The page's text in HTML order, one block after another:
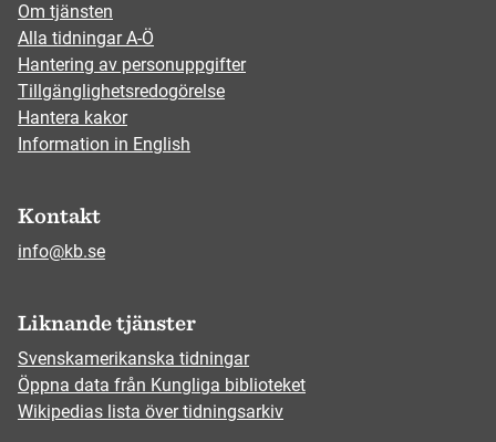
Om tjänsten
Alla tidningar A-Ö
Hantering av personuppgifter
Tillgänglighetsredogörelse
Hantera kakor
Information in English
Kontakt
info@kb.se
Liknande tjänster
Svenskamerikanska tidningar
Öppna data från Kungliga biblioteket
Wikipedias lista över tidningsarkiv